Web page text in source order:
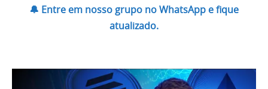
🔔 Entre em nosso grupo no WhatsApp e fique
atualizado.